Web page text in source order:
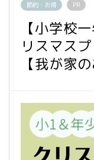
節約・お得 PR
【小学校
リスマス
【我が家